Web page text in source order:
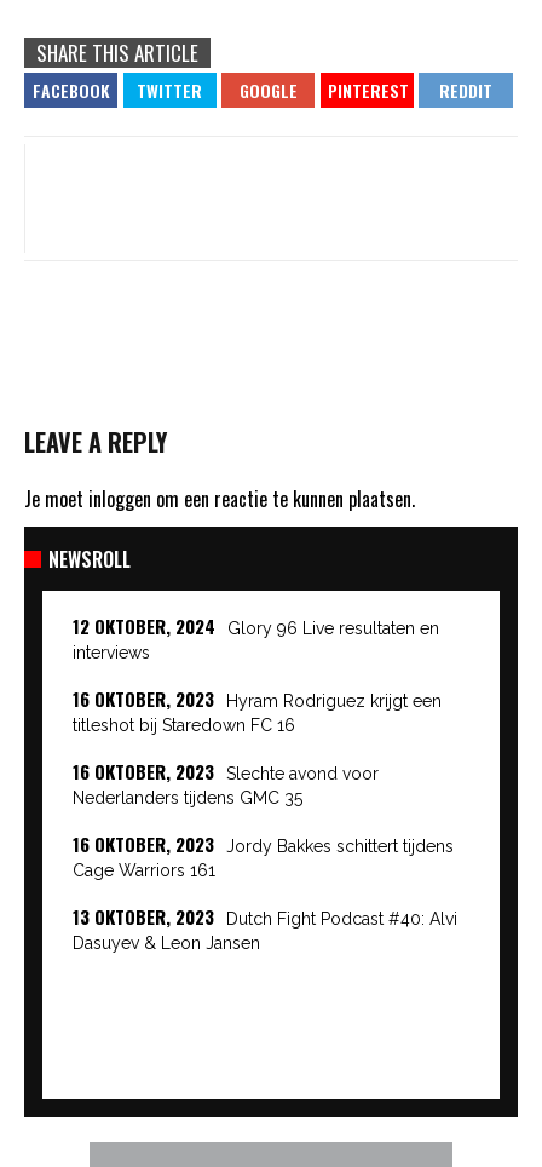
SHARE THIS ARTICLE
LEAVE A REPLY
Je moet inloggen om een reactie te kunnen plaatsen.
NEWSROLL
12 OKTOBER, 2024
Glory 96 Live resultaten en
interviews
16 OKTOBER, 2023
Hyram Rodriguez krijgt een
titleshot bij Staredown FC 16
16 OKTOBER, 2023
Slechte avond voor
Nederlanders tijdens GMC 35
16 OKTOBER, 2023
Jordy Bakkes schittert tijdens
Cage Warriors 161
13 OKTOBER, 2023
Dutch Fight Podcast #40: Alvi
Dasuyev & Leon Jansen